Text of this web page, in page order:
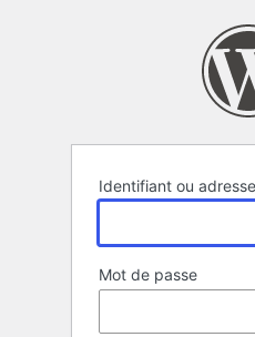
Identifiant ou
Mot de passe